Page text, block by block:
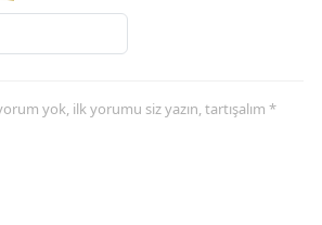
yok, ilk yorumu siz yazın, tartışalım *